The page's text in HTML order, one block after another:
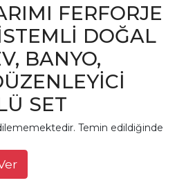
FERFORJE
DOĞAL
BANYO,
SET
Temin edildiğinde